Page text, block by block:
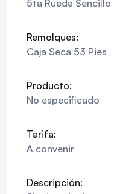
5ta Rueda Sencillo
Remolques:
Caja Seca 53 Pies
Producto:
No especificado
Tarifa:
A convenir
Descripción: